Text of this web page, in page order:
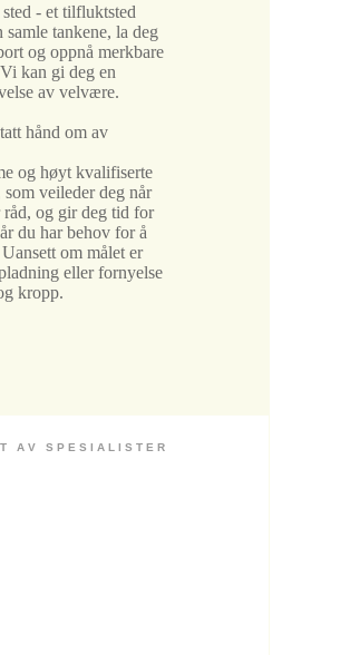
- et tilfluktsted
samle tankene, la deg
og oppnå merkbare
kan gi deg en
av velvære.
hånd om av
og høyt kvalifiserte
som veileder deg når
råd, og gir deg tid for
du har behov for å
om målet er
eller fornyelse
kropp.
A V S P E S I A L I S T E R